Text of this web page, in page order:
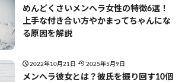
めんどくさいメンヘラ女性の特徴6選！
上手な付き合い方やかまってちゃんにな
る原因を解説
2022年10月21日 2025年5月9日
メンヘラ彼女とは？彼氏を振り回す10個